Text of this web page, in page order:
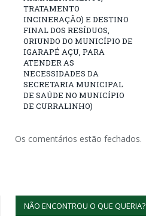
TRATAMENTO
INCINERAÇÃO) E DESTINO
FINAL DOS RESÍDUOS,
ORIUNDO DO MUNICÍPIO DE
IGARAPÉ AÇU, PARA
ATENDER AS
NECESSIDADES DA
SECRETARIA MUNICIPAL
DE SAÚDE NO MUNICÍPIO
DE CURRALINHO)
Os comentários estão fechados.
NÃO ENCONTROU O QUE QUERIA?